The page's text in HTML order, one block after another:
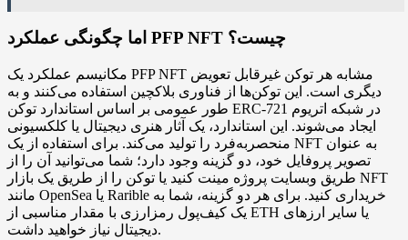
اما چگونگی عملکرد PFP NFT چیست؟
مکانیسم عملکرد یک PFP NFT مشابه هر توکن غیرقابل تعویض
دیگری است. این توکن‌ها از فناوری بلاکچین استفاده می‌کنند و به
طور عمومی بر اساس استاندارد توکن ERC-721 در شبکه اتریوم
ایجاد می‌شوند. این استاندارد، یک آثار هنری دیجیتال یا کلکسیونی
منحصربه‌فرد را تولید می‌کند. برای استفاده از یک NFT به عنوان
تصویر پروفایل خود، دو گزینه وجود دارد؛ شما می‌توانید آن را از
طریق وبسایت پروژه مینت کنید یا توکن را از طریق یک بازار NFT
مانند OpenSea یا Rarible خریداری کنید. برای هر دو گزینه، شما به
یک کیف‌پول رمزارزی با مقدار مناسبی از ETH یا سایر ارزهای
دیجیتال نیاز خواهید داشت.